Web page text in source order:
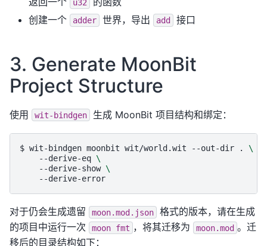
u32
创建一个
adder 世界，导出 add 接口
3. Generate MoonBit
Project Structure
使用 wit-bindgen 生成 MoonBit 项目结构和绑定：
$ wit-bindgen moonbit wit/world.wit --out-dir .
\
--derive-eq \
--derive-show \
对于仍会生成遗留 moon.mod.json
格式的版本，请在生成
的项目中运行一次
moon fmt ，将其迁移为 moon.mod 。迁
移后的目录结构如下：